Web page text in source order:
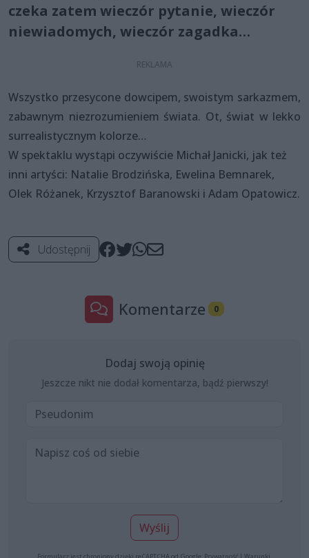
czeka zatem wieczór pytanie, wieczór
niewiadomych, wieczór zagadka…
Wszystko przesycone dowcipem, swoistym sarkazmem,
zabawnym niezrozumieniem świata. Ot, świat w lekko
surrealistycznym kolorze…
W spektaklu wystąpi oczywiście Michał Janicki, jak też
inni artyści: Natalie Brodzińska, Ewelina Bemnarek,
Olek Różanek, Krzysztof Baranowski i Adam Opatowicz.
Udostępnij
Komentarze 0
Dodaj swoją opinię
Jeszcze nikt nie dodał komentarza, bądź pierwszy!
Wyślij
Formularz jest chroniony dzięki reCAPTCHA od Google: Prywatność | Warunki